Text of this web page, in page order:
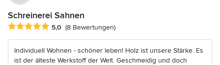
Schreinerei Sahnen
Durchschnittliche Bewertung: 5 von 5 Sternen
5,0 (8 Bewertungen)
Individuell Wohnen - schöner leben! Holz ist unsere Stärke. Es
ist der älteste Werkstoff der Welt. Geschmeidig und doch